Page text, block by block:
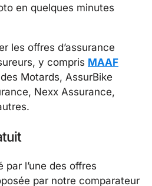
en quelques minutes
les offres d’assurance
y compris MAAF
Motards, AssurBike
Nexx Assurance,
l’une des offres
par notre comparateur